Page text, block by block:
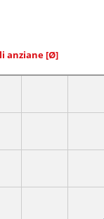
anziane [Ø]